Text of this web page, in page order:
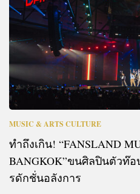
MUSIC & ARTS CULTURE
ทำถึงเกิน! “FANSLAND
BANGKOK”ขนศิลปินตัวท๊
รดักชั่นอลังการ